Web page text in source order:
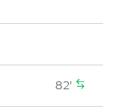
82'